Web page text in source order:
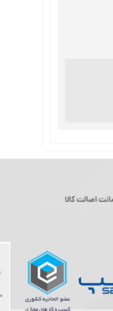
اصالت کالا